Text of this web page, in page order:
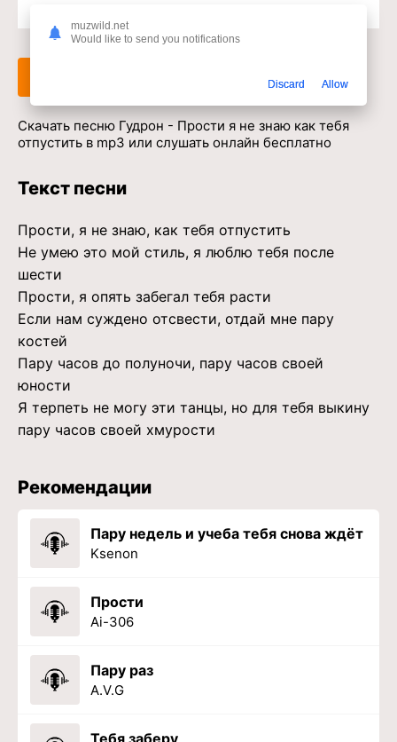
Скачать
Скачать песню Гудрон - Прости я не знаю как тебя
отпустить в mp3 или слушать онлайн бесплатно
Текст песни
Прости, я не знаю, как тебя отпустить
Не умею это мой стиль, я люблю тебя после
шести
Прости, я опять забегал тебя расти
Если нам суждено отсвести, отдай мне пару
костей
Пару часов до полуночи, пару часов своей
юности
Я терпеть не могу эти танцы, но для тебя выкину
пару часов своей хмурости
Рекомендации
Пару недель и учеба тебя снова ждёт
Ksenon
Прости
Ai-306
Пару раз
A.V.G
Тебя заберу
muzwild.net
Would like to send you notifications
Discard Allow